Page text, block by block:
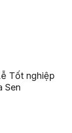
Tốt nghiệp
Sen